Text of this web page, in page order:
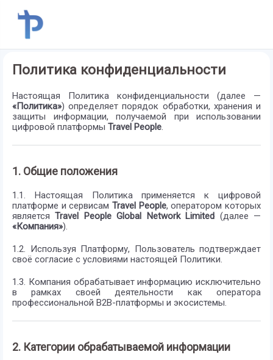
Политика конфиденциальности
Настоящая Политика конфиденциальности (далее —
«Политика») определяет порядок обработки, хранения и
защиты информации, получаемой при использовании
цифровой платформы Travel People.
1. Общие положения
1.1. Настоящая Политика применяется к цифровой
платформе и сервисам Travel People, оператором которых
являетсяTravel People Global Network Limited (далее —
«Компания»).
1.2. Используя Платформу, Пользователь подтверждает
своё согласие с условиями настоящей Политики.
1.3. Компания обрабатывает информацию исключительно
в рамках своей деятельности как оператора
профессиональной B2B-платформы и экосистемы.
2. Категории обрабатываемой информации